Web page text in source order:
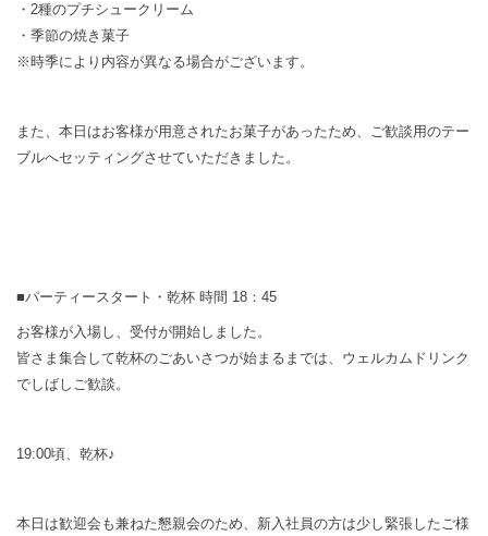
・2種のプチシュークリーム
・季節の焼き菓子
※時季により内容が異なる場合がございます。
また、本日はお客様が用意されたお菓子があったため、ご歓談用のテー
ブルへセッティングさせていただきました。
■パーティースタート・乾杯 時間 18：45
お客様が入場し、受付が開始しました。
皆さま集合して乾杯のごあいさつが始まるまでは、ウェルカムドリンク
でしばしご歓談。
19:00頃、乾杯♪
本日は歓迎会も兼ねた懇親会のため、新入社員の方は少し緊張したご様